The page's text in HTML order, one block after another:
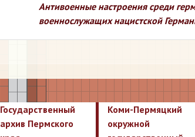
Антивоенные настроения среди
военнослужащих нацистской
Государственный
архив Пермского
Коми-Пермяцкий
окружной